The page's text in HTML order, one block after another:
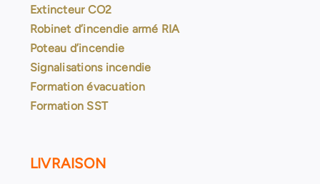
Extincteur CO2
Robinet d’incendie armé RIA
Poteau d’incendie
Signalisations incendie
Formation évacuation
Formation SST
LIVRAISON